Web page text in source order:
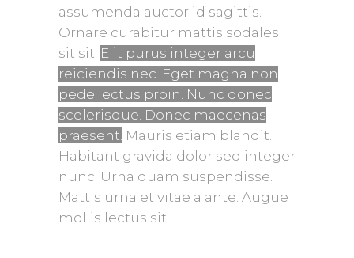
assumenda auctor id sagittis.
Ornare curabitur mattis sodales
sit sit. Elit purus integer arcu
reiciendis nec. Eget magna non
pede lectus proin. Nunc donec
scelerisque. Donec maecenas
praesent. Mauris etiam blandit.
Habitant gravida dolor sed integer
nunc. Urna quam suspendisse.
Mattis urna et vitae a ante. Augue
mollis lectus sit.